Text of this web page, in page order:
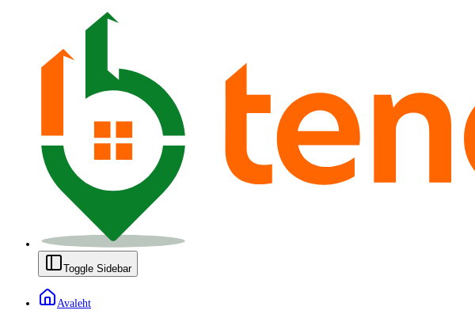
Toggle Sidebar
Avaleht